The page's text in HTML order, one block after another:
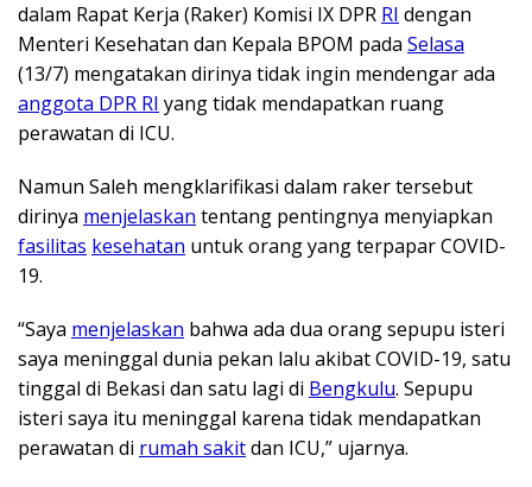
dalam Rapat Kerja (Raker) Komisi IX DPR RI dengan
Menteri Kesehatan dan Kepala BPOM pada Selasa
(13/7) mengatakan dirinya tidak ingin mendengar ada
anggota DPR RI yang tidak mendapatkan ruang
perawatan di ICU.
Namun Saleh mengklarifikasi dalam raker tersebut
dirinya menjelaskan tentang pentingnya menyiapkan
fasilitas kesehatan untuk orang yang terpapar COVID-
19.
“Saya menjelaskan bahwa ada dua orang sepupu isteri
saya meninggal dunia pekan lalu akibat COVID-19, satu
tinggal di Bekasi dan satu lagi di Bengkulu. Sepupu
isteri saya itu meninggal karena tidak mendapatkan
perawatan di rumah sakitdan ICU,” ujarnya.